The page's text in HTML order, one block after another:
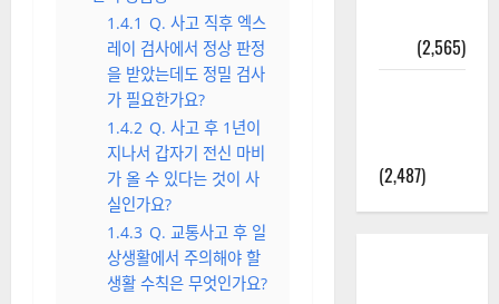
1.4.1 Q. 사고 직후 엑스
레이 검사에서 정상 판정
을 받았는데도 정밀 검사
가 필요한가요?
1.4.2 Q. 사고 후 1년이
지나서 갑자기 전신 마비
가 올 수 있다는 것이 사
실인가요?
1.4.3 Q. 교통사고 후 일
상생활에서 주의해야 할
생활 수칙은 무엇인가요?
(2,565)
(2,487)